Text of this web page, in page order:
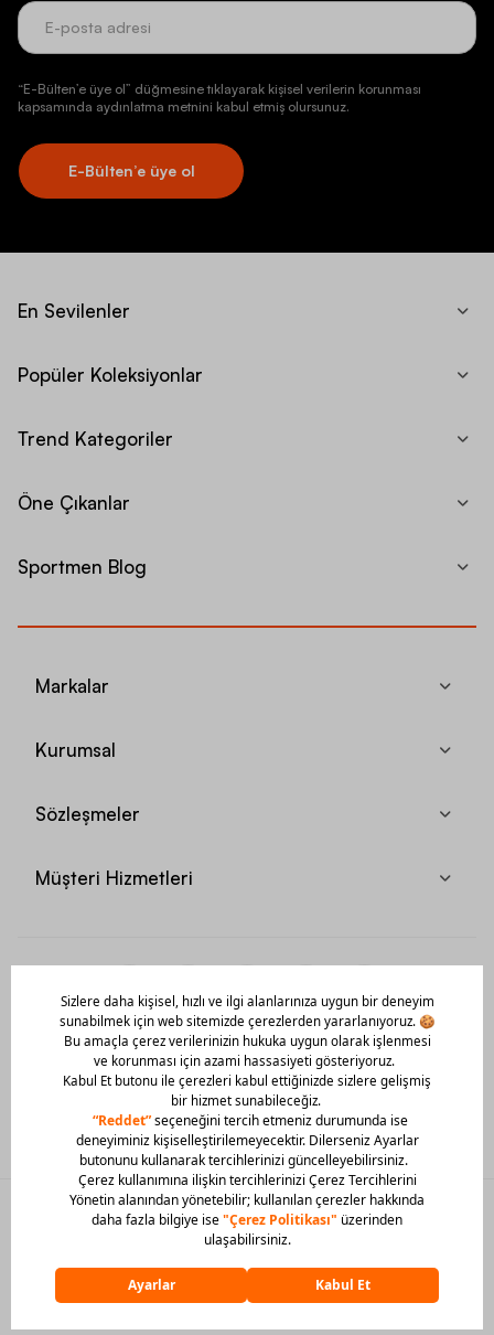
“E-Bülten’e üye ol” düğmesine tıklayarak kişisel verilerin korunması
kapsamında aydınlatma metnini kabul etmiş olursunuz.
E-Bülten’e üye ol
En Sevilenler
Popüler Koleksiyonlar
Trend Kategoriler
Öne Çıkanlar
Sportmen Blog
Markalar
Kurumsal
Sözleşmeler
Müşteri Hizmetleri
Mobil Uygulamamızı Hemen İndir!
© 2026 Barcin Tüm Hakları Saklıdır
Sitedeki görsel materyaller izinsiz kullanılamaz.